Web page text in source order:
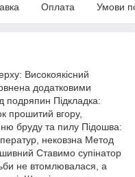
Оплата Умови
Високоякісний
додатковими
подряпин Підкладка:
прошитий вгору,
бруду та пилу Підошва:
нековзна Метод
Ставимо супінатор
не втомлювалася, а